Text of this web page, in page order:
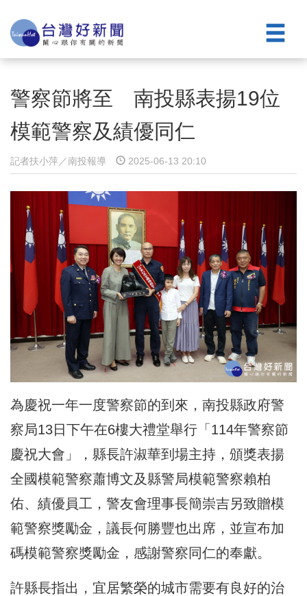
警察節將至 南投縣表揚19位
模範警察及績優同仁
記者扶小萍／南投報導 2025-06-13 20:10
為慶祝一年一度警察節的到來，南投縣政府警
察局13日下午在6樓大禮堂舉行「114年警察節
慶祝大會」，縣長許淑華到場主持，頒獎表揚
全國模範警察蕭博文及縣警局模範警察賴柏
佑、績優員工，警友會理事長簡崇吉另致贈模
範警察獎勵金，議長何勝豐也出席，並宣布加
碼模範警察獎勵金，感謝警察同仁的奉獻。
許縣長指出，宜居繁榮的城市需要有良好的治